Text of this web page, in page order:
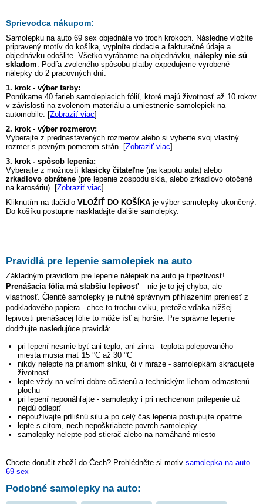
Sprievodca nákupom:
Samolepku na auto 69 sex objednáte vo troch krokoch. Následne vložíte
pripravený motív do košíka, vyplníte dodacie a fakturačné údaje a
objednávku odošlite. Všetko vyrábame na objednávku, nálepky nie sú
skladom . Podľa zvoleného spôsobu platby expedujeme vyrobené
nálepky do 2 pracovných dní.
1. krok - výber farby:
Ponúkame 40 farieb samolepiacich fólií, ktoré majú životnosť až 10 rokov
v závislosti na zvolenom materiálu a umiestnenie samolepiek na
automobile. [Zobraziť viac]
2. krok - výber rozmerov:
Vyberajte z prednastavených rozmerov alebo si vyberte svoj vlastný
rozmer s pevným pomerom strán. [Zobraziť viac]
3. krok - spôsob lepenia:
Vyberajte z možností klasicky čitateľne (na kapotu auta) alebo
zrkadlovo obrátene (pre lepenie zospodu skla, alebo zrkadlovo otočené
na karosériu). [Zobraziť viac]
Kliknutím na tlačidlo VLOŽIŤ DO KOŠÍKA je výber samolepky ukončený.
Do košíku postupne naskladajte ďalšie samolepky.
Pravidlá pre lepenie samolepiek na auto
Základným pravidlom pre lepenie nálepiek na auto je trpezlivosť!
Prenášacia fólia má slabšiu lepivosť– nie je to jej chyba, ale
vlastnosť. Členité samolepky je nutné správnym přihlazením preniesť z
podkladového papiera - chce to trochu cviku, pretože vďaka nižšej
lepivosti prenášacej fólie to môže ísť aj horšie. Pre správne lepenie
dodržujte nasledujúce pravidlá:
pri lepení nesmie byť ani teplo, ani zima - teplota polepovaného
miesta musia mať 15 °C až 30 °C
nikdy nelepte na priamom slnku, či v mraze - samolepkám skracujete
životnosť
lepte vždy na veľmi dobre očistenú a technickým liehom odmastenú
plochu
pri lepení neponáhľajte - samolepky i pri nechcenom prilepenie už
nejdú odlepiť
nepoužívajte prílišnú silu a po celý čas lepenia postupujte opatrne
lepte s citom, nech nepoškriabete povrch samolepky
samolepky nelepte pod stierač alebo na namáhané miesto
Chcete doručit zboží do Čech? Prohlédněte si motiv samolepka na auto
69 sex
Podobné samolepky na auto: